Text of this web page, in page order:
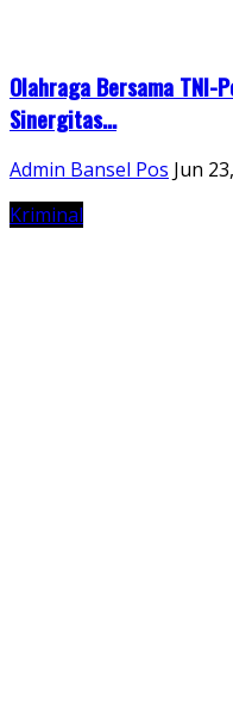
Olahraga Bersama TNI-
Sinergitas...
Admin Bansel Pos Jun
Kriminal